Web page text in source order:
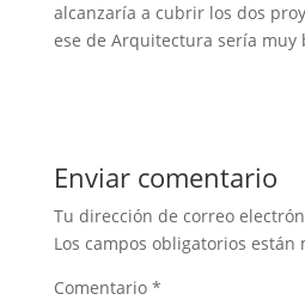
alcanzaría a cubrir los dos
ese de Arquitectura sería muy
Enviar comentario
Tu dirección de correo
Los campos obligatorios están
Comentario *